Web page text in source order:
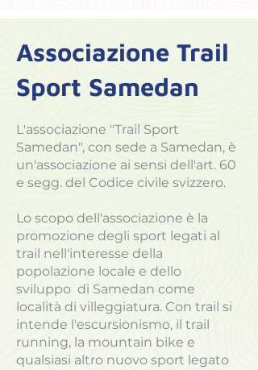
Associazione Trail
Sport Samedan
L'associazione "Trail Sport
Samedan", con sede a Samedan, è
un'associazione ai sensi dell'art. 60
e segg. del Codice civile svizzero.
Lo scopo dell'associazione è la
promozione degli sport legati al
trail nell'interesse della
popolazione locale e dello
sviluppo di Samedan come
località di villeggiatura. Con trail si
intende l'escursionismo, il trail
running, la mountain bike e
qualsiasi altro nuovo sport legato